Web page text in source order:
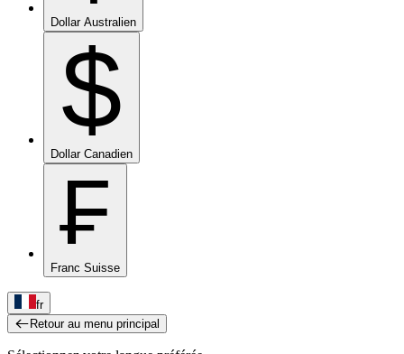
Dollar Australien
$
Dollar Canadien
₣
Franc Suisse
fr
Retour au menu principal